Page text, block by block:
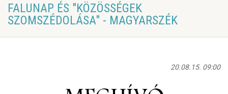
FALUNAP ÉS "KÖZÖSSÉGEK
SZOMSZÉDOLÁSA" - MAGYARSZÉK
20.08.15. 09:00